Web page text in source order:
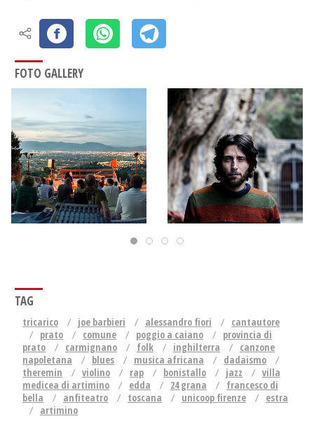
FOTO GALLERY
TAG
tricarico joe barbieri alessandro fiori
cantautore
prato
comune poggio a caiano
provincia di
prato
carmignano folk inghilterra
canzone
napoletana
blues musica africana
dadaismo
theremin
violino rap bonistallo jazz
villa
medicea di artimino
edda 24 grana
francesco di
bella
anfiteatro toscana unicoop firenze
estra
artimino